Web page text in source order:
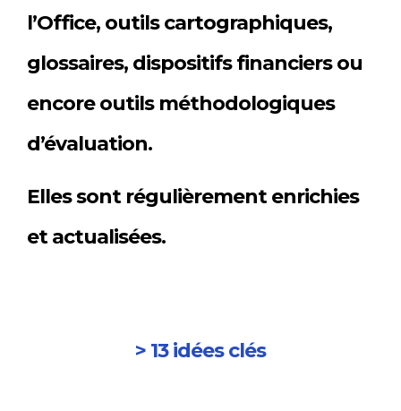
l’Office, outils cartographiques,
glossaires, dispositifs financiers ou
encore outils méthodologiques
d’évaluation.
Elles sont régulièrement enrichies
et actualisées.
> 13 idées clés